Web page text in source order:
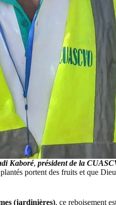
Kaboré,président de la
portent des fruits et que
(jardinières), ce reboisement